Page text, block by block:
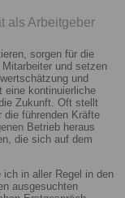
als Arbeitgeber
sorgen für die
und setzen
und
eine kontinuierliche
Zukunft. Oft stellt
die führenden Kräfte
Betrieb heraus
die sich auf dem
in aller Regel in den
ausgesuchten